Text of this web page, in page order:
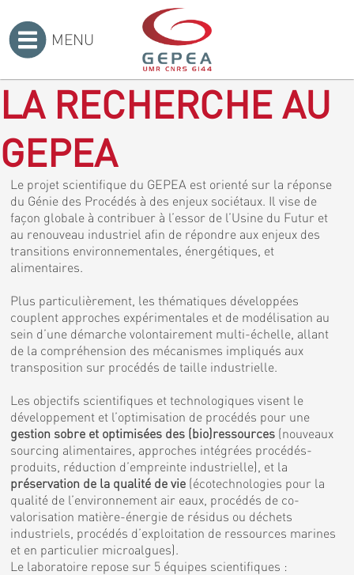
MENU
LA RECHERCHE AU
GEPEA
Le projet scientifique du GEPEA est orienté sur la réponse
du Génie des Procédés à des enjeux sociétaux. Il vise de
façon globale à contribuer à l’essor de l’Usine du Futur et
au renouveau industriel afin de répondre aux enjeux des
transitions environnementales, énergétiques, et
alimentaires.
Plus particulièrement, les thématiques développées
couplent approches expérimentales et de modélisation au
sein d’une démarche volontairement multi-échelle, allant
de la compréhension des mécanismes impliqués aux
transposition sur procédés de taille industrielle.
Les objectifs scientifiques et technologiques visent le
développement et l’optimisation de procédés pour une
gestion sobre et optimisées des (bio)ressources (nouveaux
sourcing alimentaires, approches intégrées procédés-
produits, réduction d’empreinte industrielle), et la
préservation de la qualité de vie (écotechnologies pour la
qualité de l’environnement air eaux, procédés de co-
valorisation matière-énergie de résidus ou déchets
industriels, procédés d’exploitation de ressources marines
et en particulier microalgues).
Le laboratoire repose sur 5 équipes scientifiques :